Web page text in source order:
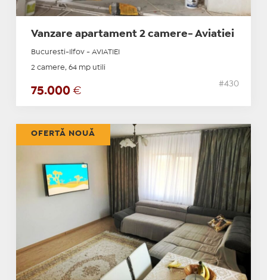
Vanzare apartament 2 camere- Aviatiei
Bucuresti-Ilfov - AVIATIEI
2 camere, 64 mp utili
75.000 €
#430
OFERTĂ NOUĂ